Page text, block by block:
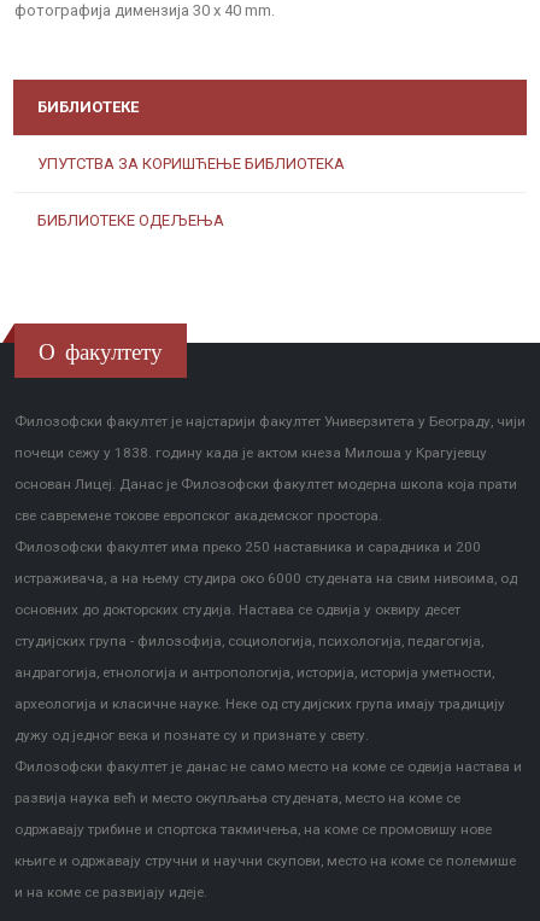
БИБЛИОТЕКЕ
УПУТСТВА ЗА КОРИШЋЕЊЕ БИБЛИОТЕКА
БИБЛИОТЕКЕ ОДЕЉЕЊА
фотографија димензија 30 x 40 mm.
О факултету
Филозофски факултет је најстарији факултет Универзитета у Београду, чији
почеци сежу у 1838. годину када је актом кнеза Милоша у Крагујевцу
основан Лицеј. Данас је Филозофски факултет модерна школа која прати
све савремене токове европског академског простора.
Филозофски факултет има преко 250 наставника и сарадника и 200
истраживача, а на њему студира око 6000 студената на свим нивоима, од
основних до докторских студија. Настава се одвија у оквиру десет
студијских група - филозофија, социологија, психологија, педагогија,
андрагогија, етнологија и антропологија, историја, историја уметности,
археологија и класичне науке. Неке од студијских група имају традицију
дужу од једног века и познате су и признате у свету.
Филозофски факултет је данас не само место на коме се одвија настава и
развија наука већ и место окупљања студената, место на коме се
одржавају трибине и спортска такмичења, на коме се промовишу нове
књиге и одржавају стручни и научни скупови, место на коме се полемише
и на коме се развијају идеје.